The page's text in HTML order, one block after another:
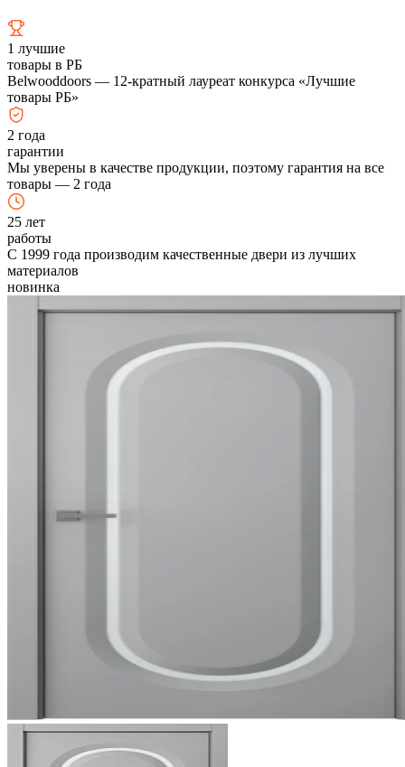
1 лучшие
товары в РБ
Belwooddoors — 12-кратный лауреат конкурса «Лучшие
товары РБ»
2 года
гарантии
Мы уверены в качестве продукции, поэтому гарантия на все
товары — 2 года
25 лет
работы
С 1999 года производим качественные двери из лучших
материалов
новинка